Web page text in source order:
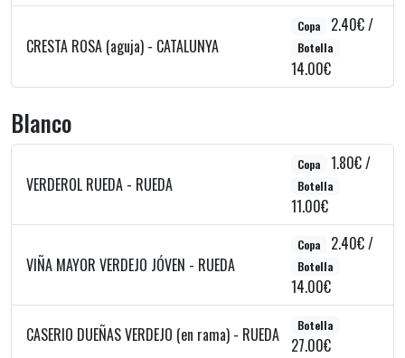
CRESTA ROSA (aguja) - CATALUNYA
Copa 2.40€ /
Botella
14.00€
Blanco
VERDEROL RUEDA - RUEDA
Copa 1.80€ /
Botella
11.00€
VIÑA MAYOR VERDEJO JÓVEN - RUEDA
Copa 2.40€ /
Botella
14.00€
CASERIO DUEÑAS VERDEJO (en rama) - RUEDA Botella
27.00€